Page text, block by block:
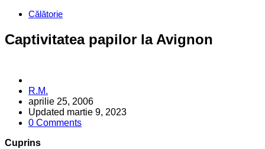
Categories
Călătorie
Captivitatea papilor la Avignon
Posted
by
R.M.
aprilie 25, 2006
Updated martie 9, 2023
0 Comments
Cuprins